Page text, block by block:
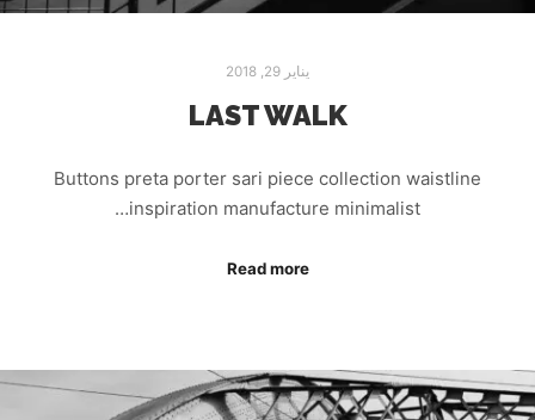
يناير 29, 2018
LAST WALK
Buttons preta porter sari piece collection waistline
inspiration manufacture minimalist…
Read more